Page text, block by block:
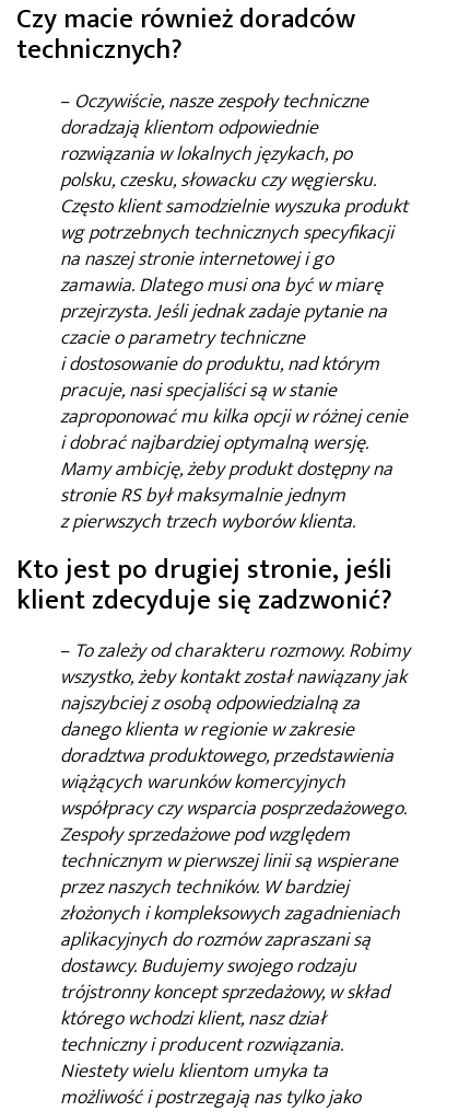
Czy macie również doradców
technicznych?
– Oczywiście, nasze zespoły techniczne
doradzają klientom odpowiednie
rozwiązania w lokalnych językach, po
polsku, czesku, słowacku czy węgiersku.
Często klient samodzielnie wyszuka produkt
wg potrzebnych technicznych specyfikacji
na naszej stronie internetowej i go
zamawia. Dlatego musi ona być w miarę
przejrzysta. Jeśli jednak zadaje pytanie na
czacie o parametry techniczne
i dostosowanie do produktu, nad którym
pracuje, nasi specjaliści są w stanie
zaproponować mu kilka opcji w różnej cenie
i dobrać najbardziej optymalną wersję.
Mamy ambicję, żeby produkt dostępny na
stronie RS był maksymalnie jednym
z pierwszych trzech wyborów klienta.
Kto jest po drugiej stronie, jeśli
klient zdecyduje się zadzwonić?
– To zależy od charakteru rozmowy. Robimy
wszystko, żeby kontakt został nawiązany jak
najszybciej z osobą odpowiedzialną za
danego klienta w regionie w zakresie
doradztwa produktowego, przedstawienia
wiążących warunków komercyjnych
współpracy czy wsparcia posprzedażowego.
Zespoły sprzedażowe pod względem
technicznym w pierwszej linii są wspierane
przez naszych techników. W bardziej
złożonych i kompleksowych zagadnieniach
aplikacyjnych do rozmów zapraszani są
dostawcy. Budujemy swojego rodzaju
trójstronny koncept sprzedażowy, w skład
którego wchodzi klient, nasz dział
techniczny i producent rozwiązania.
Niestety wielu klientom umyka ta
możliwość i postrzegają nas tylko jako